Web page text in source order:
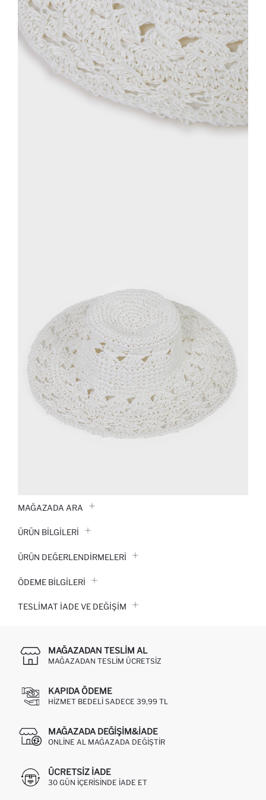
MAĞAZADA ARA
ÜRÜN BILGILERI
ÜRÜN DEĞERLENDİRMELERİ
ÖDEME BİLGİLERİ
TESLIMAT İADE VE DEĞIŞIM
MAĞAZADAN TESLIM AL
MAĞAZADAN TESLIM ÜCRETSIZ
KAPIDA ÖDEME
HIZMET BEDELI SADECE 39,99 TL
MAĞAZADA DEĞIŞIM&İADE
ONLINE AL MAĞAZADA DEĞIŞTIR
ÜCRETSIZ IADE
30 GÜN IÇERISINDE IADE ET